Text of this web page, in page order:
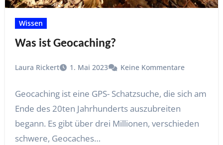
Wissen
Was ist Geocaching?
Laura Rickert 1. Mai 2023 Keine Kommentare
Geocaching ist eine GPS- Schatzsuche, die sich am
Ende des 20ten Jahrhunderts auszubreiten
begann. Es gibt über drei Millionen, verschieden
schwere, Geocaches…